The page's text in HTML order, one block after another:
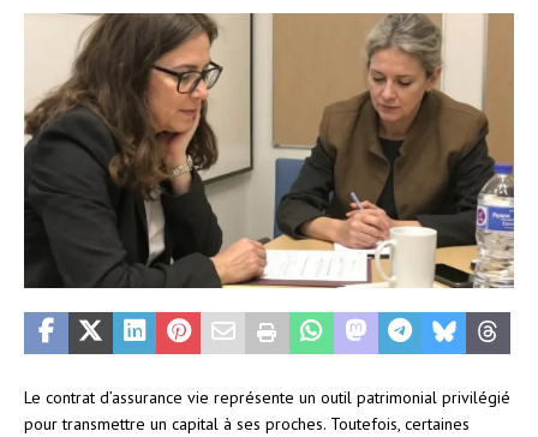
Le contrat d’assurance vie représente un outil patrimonial privilégié
pour transmettre un capital à ses proches. Toutefois, certaines